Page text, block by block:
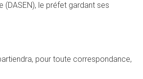
(DASEN), le préfet gardant ses
pour toute correspondance,